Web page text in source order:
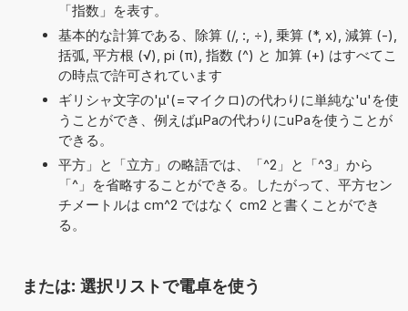
「指数」を表す。
基本的な計算である、除算 (/, :, ÷), 乗算 (*, x), 減算 (-),
括弧, 平方根 (√), pi (π), 指数 (^) と 加算 (+) はすべてこ
の時点で許可されています
ギリシャ文字の'μ'(=マイクロ)の代わりに単純な'u'を使
うことができ、例えばµPaの代わりにuPaを使うことが
できる。
平方」と「立方」の略語では、「^2」と「^3」から
「^」を省略することができる。したがって、平方セン
チメートルは cm^2 ではなく cm2 と書くことができ
る。
または: 選択リストで電卓を使う